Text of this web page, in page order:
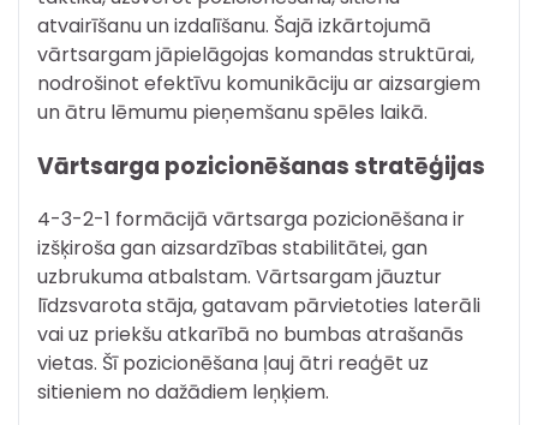
atvairīšanu un izdalīšanu. Šajā izkārtojumā
vārtsargam jāpielāgojas komandas struktūrai,
nodrošinot efektīvu komunikāciju ar aizsargiem
un ātru lēmumu pieņemšanu spēles laikā.
Vārtsarga pozicionēšanas stratēģijas
4-3-2-1 formācijā vārtsarga pozicionēšana ir
izšķiroša gan aizsardzības stabilitātei, gan
uzbrukuma atbalstam. Vārtsargam jāuztur
līdzsvarota stāja, gatavam pārvietoties laterāli
vai uz priekšu atkarībā no bumbas atrašanās
vietas. Šī pozicionēšana ļauj ātri reaģēt uz
sitieniem no dažādiem leņķiem.